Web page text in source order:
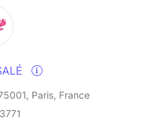
and emulsion
Paris, France